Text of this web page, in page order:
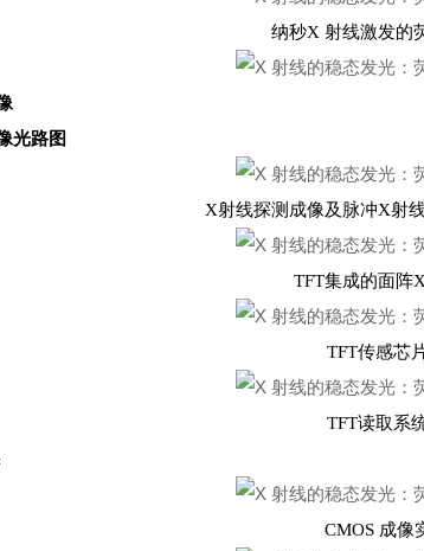
纳秒X 射线激发的
光路图
X射线探测成像及脉冲X射
TFT集成的面阵
TFT传感芯
TFT读取系
CMOS 成像